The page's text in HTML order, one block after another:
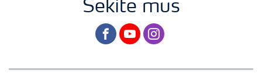
Sekite mus
facebookyoutubeinstagram